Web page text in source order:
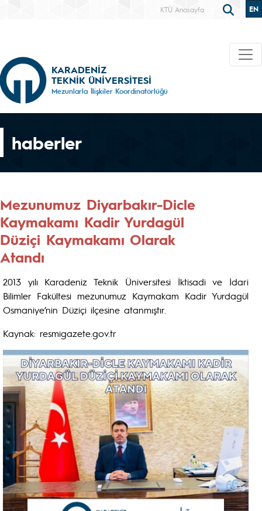
KTÜ Anasayfa EN
KARADENİZ
TEKNİK ÜNİVERSİTESİ
Mezunlarla İlişkiler Koordinatörlüğü
haberler
Mezunumuz Diyarbakır-Dicle
Kaymakamı Kadir Yurdagül
Düziçi Kaymakamı Olarak
Atandı
2013 yılı Karadeniz Teknik Üniversitesi İktisadi ve İdari
Bilimler Fakültesi mezunumuz Kaymakam Kadir Yurdagül
Osmaniye’nin Düziçi ilçesine atanmıştır.
Kaynak: resmigazete.gov.tr